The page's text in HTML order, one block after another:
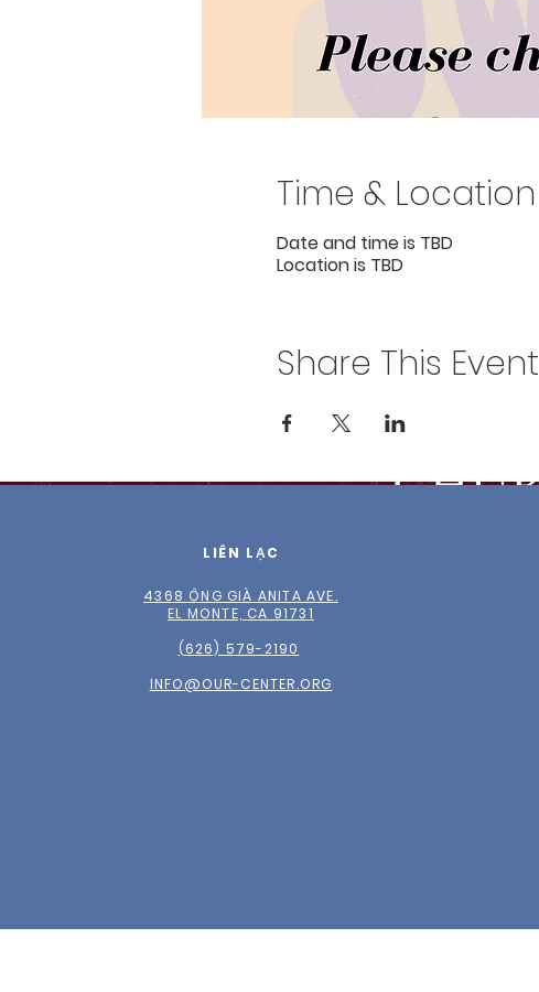
Time & Location
Date and time is TBD
Location is TBD
Share This Event
LIÊN LẠC
4368 ÔNG GIÀ ANITA AVE.
EL MONTE, CA 91731
(626) 579-2190
INFO@OUR-CENTER.ORG